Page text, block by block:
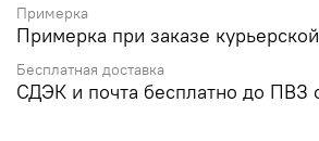
Примерка
Примерка при заказе
Бесплатная доставка
СДЭК и почта бесплатно до ПВЗ